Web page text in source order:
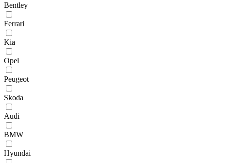
Bentley
Ferrari
Kia
Opel
Peugeot
Skoda
Audi
BMW
Hyundai